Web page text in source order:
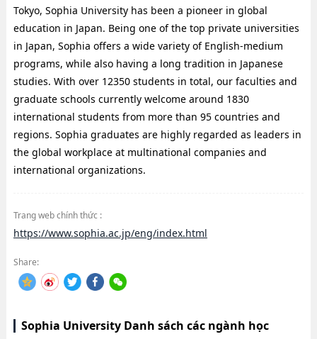
Tokyo, Sophia University has been a pioneer in global
education in Japan. Being one of the top private universities
in Japan, Sophia offers a wide variety of English-medium
programs, while also having a long tradition in Japanese
studies. With over 12350 students in total, our faculties and
graduate schools currently welcome around 1830
international students from more than 95 countries and
regions. Sophia graduates are highly regarded as leaders in
the global workplace at multinational companies and
international organizations.
Trang web chính thức :
https://www.sophia.ac.jp/eng/index.html
Share:
Sophia University Danh sách các ngành học